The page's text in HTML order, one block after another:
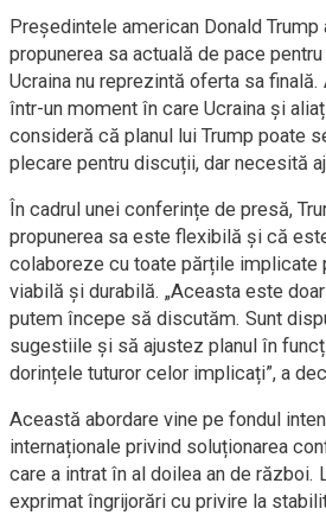
Președintele american Donald
propunerea sa actuală de pace
Ucraina nu reprezintă oferta sa
într-un moment în care Ucraina și
consideră că planul lui Trump poate
plecare pentru discuții, dar necesită
În cadrul unei conferințe de presă,
propunerea sa este flexibilă și că
colaboreze cu toate părțile implicate
viabilă și durabilă. „Aceasta este
putem începe să discutăm. Sunt
sugestiile și să ajustez planul în
dorințele tuturor celor implicați”, a
Această abordare vine pe fondul
internaționale privind soluționarea
care a intrat în al doilea an de război.
exprimat îngrijorări cu privire la